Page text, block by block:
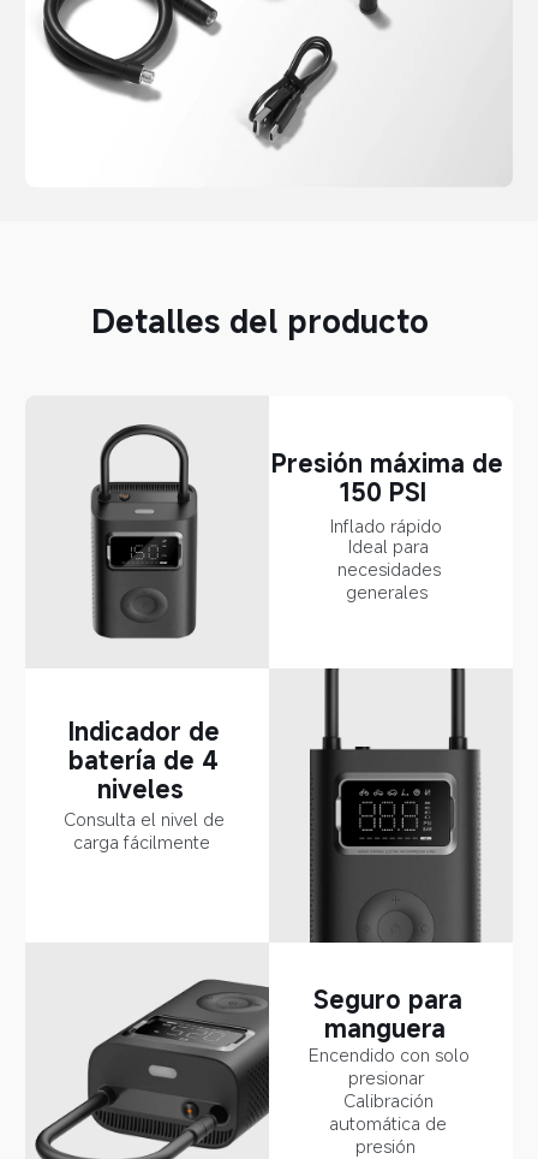
Detalles del producto
Presión máxima de
150 PSI
Inflado rápido
Ideal para
necesidades
generales
Indicador de
batería de 4
niveles
Consulta el nivel de
carga fácilmente
Seguro para
manguera
Encendido con solo
presionar
Calibración
automática de
presión